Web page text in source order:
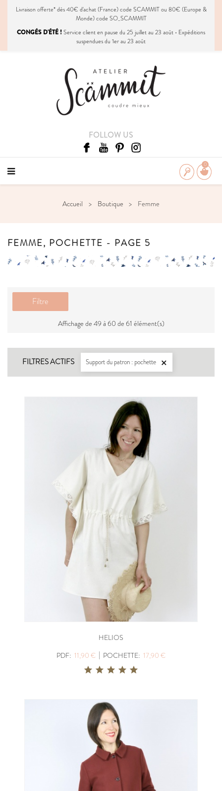
Livraison offerte* dès 40€ d'achat (France) code SCAMMIT ou 80€ (Europe &
Monde) code SO_SCAMMIT
CONGÉS D'ÉTÉ !Service client en pause du 25 juillet au 23 août • Expéditions
suspendues du 1er au 23 août
FOLLOW US
0
Accueil Boutique Femme
FEMME, POCHETTE - PAGE 5
Filtre
Affichage de 49 à 60 de 61 élément(s)
FILTRES ACTIFS Support du patron : pochette 
HELIOS
PDF: 11,90 € | POCHETTE: 17,90 €